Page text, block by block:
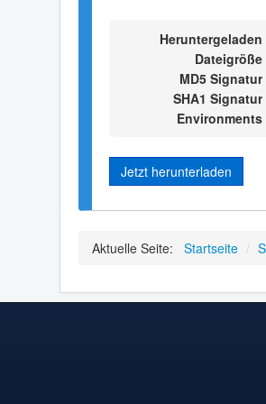
Heruntergeladen
Dateigröße
MD5 Signatur
SHA1 Signatur
Environments
Jetzt herunterladen
Aktuelle Seite: Startseite /